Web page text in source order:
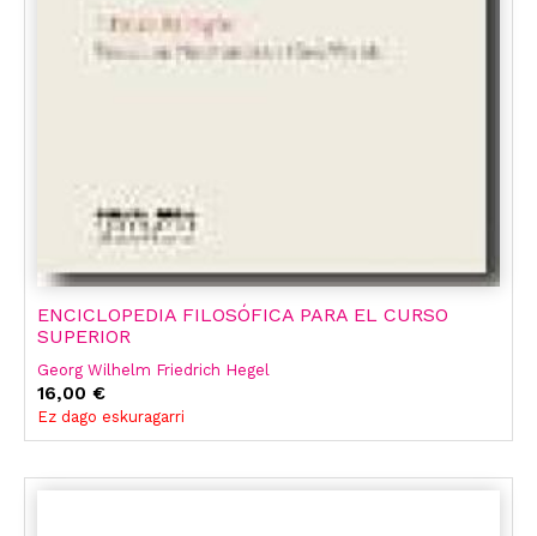
ENCICLOPEDIA FILOSÓFICA PARA EL CURSO
SUPERIOR
Georg Wilhelm Friedrich Hegel
16,00 €
Ez dago eskuragarri